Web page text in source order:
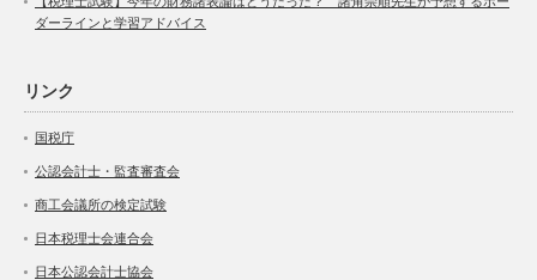
ダーラインと学習アドバイス
リンク
国税庁
公認会計士・監査審査会
商工会議所の検定試験
日本税理士会連合会
日本公認会計士協会